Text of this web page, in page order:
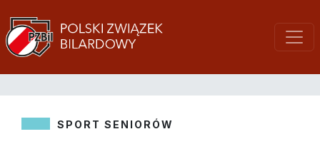
SPORT SENIORÓW